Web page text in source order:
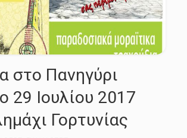
στο Πανηγύρι
29 Ιουλίου 2017
Γορτυνίας